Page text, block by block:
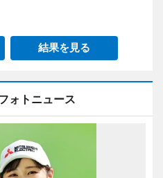
結果を見る
ォトニュース